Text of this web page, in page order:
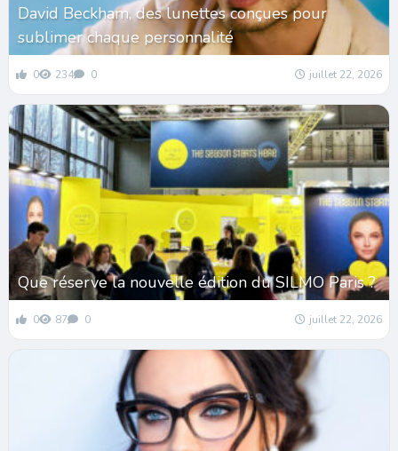
David Beckham, des lunettes conçues pour
sublimer chaque personnalité
0 234 0 juillet 22, 2026
Que réserve la nouvelle édition du SILMO Paris ?
0 87 0 juillet 22, 2026